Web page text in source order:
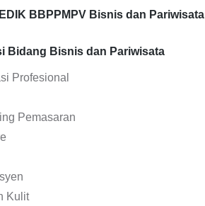
BBPPMPV Bisnis dan Pariwisata
Bidang Bisnis dan Pariwisata
Profesional
Pemasaran
Kulit